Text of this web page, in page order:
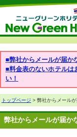
■弊社からメールが届か
■料金表のないホテルは
い！
トップページ > 弊社からメール
弊社からメールが届か